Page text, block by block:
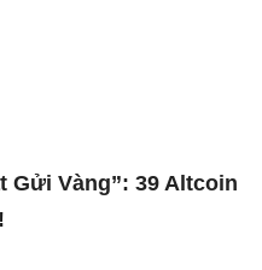
Gửi Vàng”: 39 Altcoin